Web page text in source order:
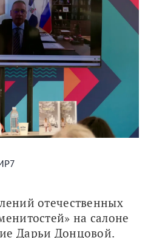
отечественных
на салоне
Дарьи Донцовой.